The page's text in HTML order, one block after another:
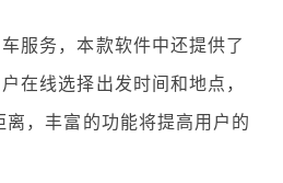
服务，本款软件中还提供了
在线选择出发时间和地点，
离，丰富的功能将提高用户的